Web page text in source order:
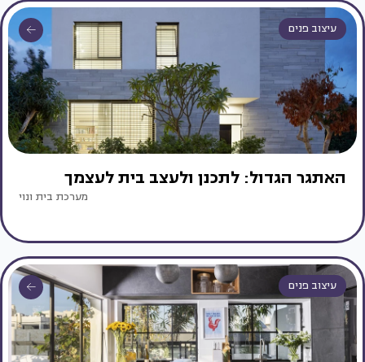
עיצוב פנים
האתגר הגדול: לתכנן ולעצב בית לעצמך
מערכת בית ונוי
עיצוב פנים